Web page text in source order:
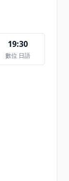
19:30
數位 日語